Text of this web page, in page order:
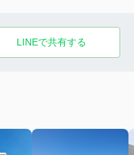
LINEで共有する